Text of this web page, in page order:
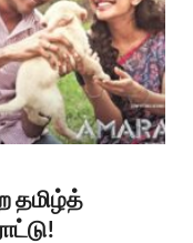
தமிழ்த்